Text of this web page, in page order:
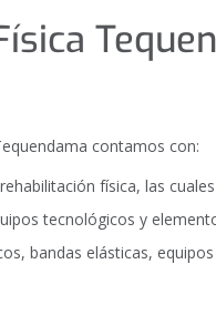
contamos con:
física, las
tecnológicos y
bandas elásticas,